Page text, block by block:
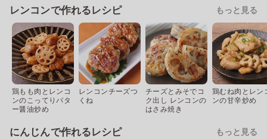
レンコンで作れるレシピ もっと見る
鶏もも肉とレンコ
ンのこってりバタ
ー醤油炒め
レンコンチーズつ
くね
チーズとみそでコ
ク出し レンコンの
はさみ焼き
鶏むね肉とレン
ンの甘辛炒め
にんじんで作れるレシピ もっと見る